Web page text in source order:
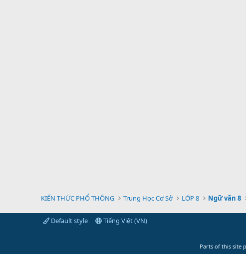
KIẾN THỨC PHỔ THÔNG Trung Học Cơ Sở LỚP 8 Ngữ văn 8
Default style Tiếng Việt (VN)
Parts of this site